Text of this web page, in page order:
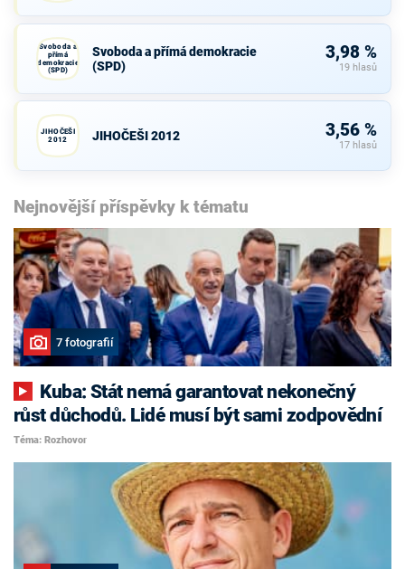
Svoboda a
přímá
demokracie
(SPD)
Svoboda a přímá demokracie
(SPD)
3,98 %
19 hlasů
JIHOČEŠI
2012
JIHOČEŠI 2012 3,56 %
17 hlasů
Nejnovější příspěvky k tématu
7 fotografií
růst důchodů. Lidé musí být sami zodpovědní
Téma: Rozhovor